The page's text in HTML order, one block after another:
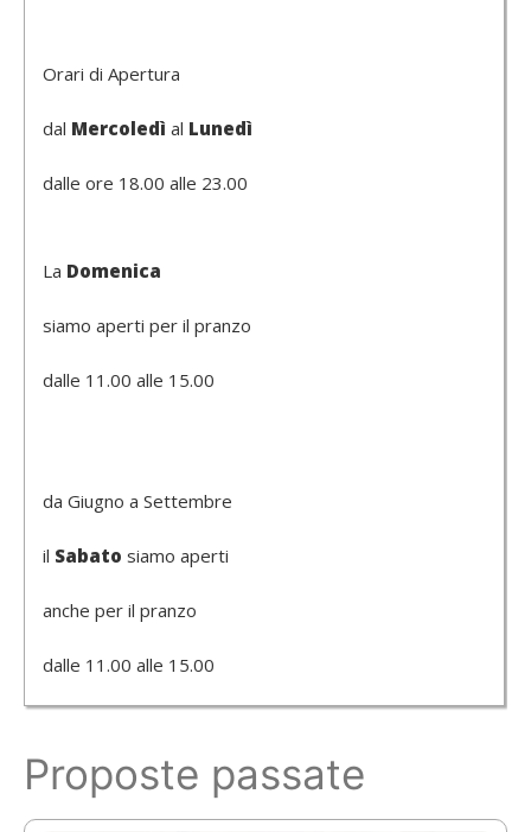
Orari di Apertura
dal Mercoledì al Lunedì
dalle ore 18.00 alle 23.00
La Domenica
siamo aperti per il pranzo
dalle 11.00 alle 15.00
da Giugno a Settembre
il Sabato siamo aperti
anche per il pranzo
dalle 11.00 alle 15.00
Proposte passate